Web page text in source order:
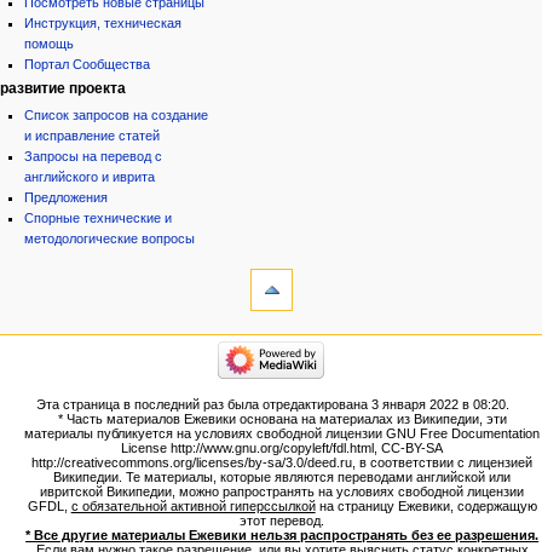
Инструкция, техническая
помощь
Портал Сообщества
развитие проекта
Список запросов на создание
и исправление статей
Запросы на перевод с
английского и иврита
Предложения
Спорные технические и
методологические вопросы
Версия
для
Постоянная
ссылка
Сведения
о странице
категории
Народ
Проекты
Проекты/Участники/
дополнения
Публикации:Авторы
Публикации:Статьи по типу
Темы
ежевиковый куст
Эта страница в последний раз была отредактирована 3 января 2022 в 08:20.
* Часть материалов Ежевики основана на материалах из Википедии, эти
материалы публикуется на условиях свободной лицензии GNU Free Documentation
License http://www.gnu.org/copyleft/fdl.html, CC-BY-SA
http://creativecommons.org/licenses/by-sa/3.0/deed.ru, в соответствии с лицензией
Википедии. Те материалы, которые являются переводами английской или
ивритской Википедии, можно рапространять на условиях свободной лицензии
GFDL, с обязательной активной гиперссылкойна страницу Ежевики, содержащую
этот перевод.
* Все другие материалы Ежевики нельзя распространять без ее разрешения.